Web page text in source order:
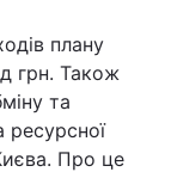
плану
грн. Також
та
ресурсної
Про це